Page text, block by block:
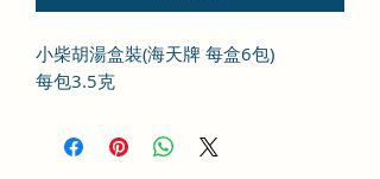
小柴胡湯盒裝(海天牌 每盒6包)
每包3.5克